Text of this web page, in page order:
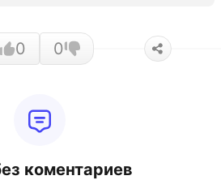
0 0
коментариев